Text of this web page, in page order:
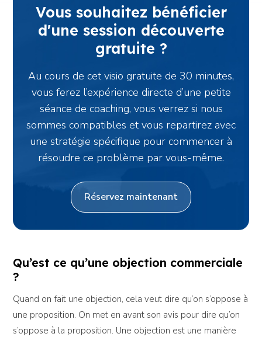
Vous souhaitez bénéficier
d'une session découverte
gratuite ?
Au cours de cet visio gratuite de 30 minutes,
vous ferez l’expérience directe d’une petite
séance de coaching, vous verrez si nous
sommes compatibles et vous repartirez avec
une stratégie spécifique pour commencer à
résoudre ce problème par vous-même.
Réservez maintenant
Qu’est ce qu’une objection commerciale
?
Quand on fait une objection, cela veut dire qu’on s’oppose à
une proposition. On met en avant son avis pour dire qu’on
s’oppose à la proposition. Une objection est une manière